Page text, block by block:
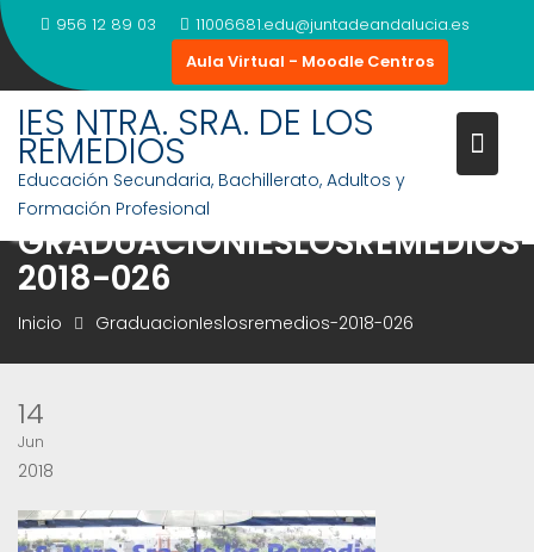
Saltar
al
contenido
956 12 89 03
11006681.edu@juntadeandalucia.es
Aula Virtual - Moodle Centros
IES NTRA. SRA. DE LOS
REMEDIOS
Educación Secundaria, Bachillerato, Adultos y
Formación Profesional
2018-026
Inicio GraduacionIeslosremedios-2018-026
14
Jun
2018